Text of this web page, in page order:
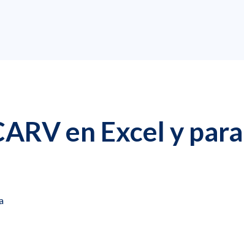
en Excel y para